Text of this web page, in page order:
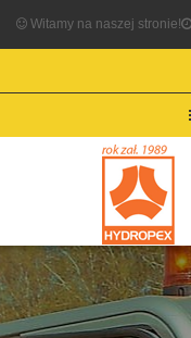
Witamy na naszej stronie!